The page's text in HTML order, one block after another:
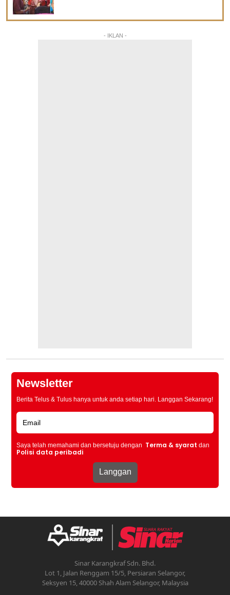
- IKLAN -
Newsletter
Berita Telus & Tulus hanya untuk anda setiap hari. Langgan Sekarang!
Saya telah memahami dan bersetuju dengan Terma & syarat dan
Polisi data peribadi
Sinar Karangkraf Sdn. Bhd.
Lot 1, Jalan Renggam 15/5, Persiaran Selangor,
Seksyen 15, 40000 Shah Alam Selangor, Malaysia